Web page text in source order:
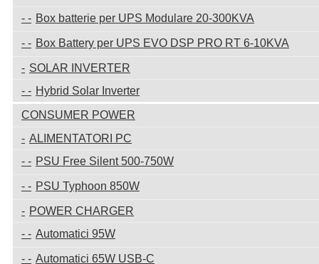
Box batterie per UPS Modulare 20-300KVA
Box Battery per UPS EVO DSP PRO RT 6-10KVA
SOLAR INVERTER
Hybrid Solar Inverter
CONSUMER POWER
ALIMENTATORI PC
PSU Free Silent 500-750W
PSU Typhoon 850W
POWER CHARGER
Automatici 95W
Automatici 65W USB-C